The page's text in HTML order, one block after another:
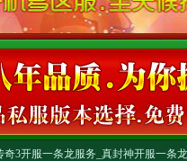
3开服一条龙服务_真封神开服一条